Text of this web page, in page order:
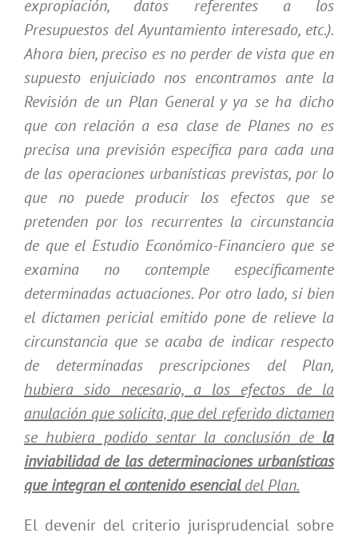
expropiación, datos referentes a los
Presupuestos del Ayuntamiento interesado, etc.).
Ahora bien, preciso es no perder de vista que en
supuesto enjuiciado nos encontramos ante la
Revisión de un Plan General y ya se ha dicho
que con relación a esa clase de Planes no es
precisa una previsión específica para cada una
de las operaciones urbanísticas previstas, por lo
que no puede producir los efectos que se
pretenden por los recurrentes la circunstancia
de que el Estudio Económico-Financiero que se
examina no contemple específicamente
determinadas actuaciones. Por otro lado, si bien
el dictamen pericial emitido pone de relieve la
circunstancia que se acaba de indicar respecto
de determinadas prescripciones del Plan,
hubiera sido necesario, a los efectos de la
anulación que solicita, que del referido dictamen
se hubiera podido sentar la conclusión de la
inviabilidad de las determinaciones urbanísticas
que integran el contenido esencialdel Plan.
El devenir del criterio jurisprudencial sobre